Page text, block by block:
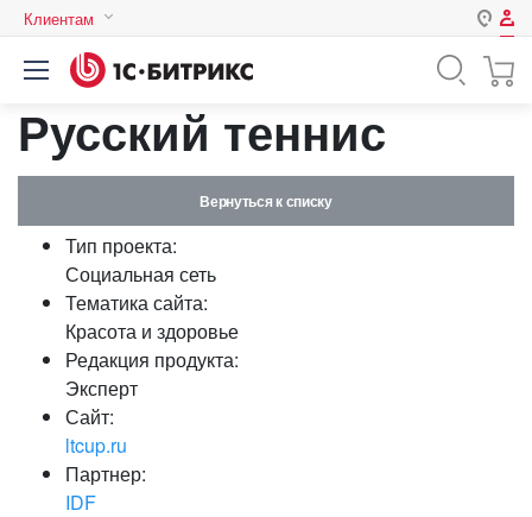
Клиентам
Казахстан
Авторизация
Нет аккаунта?
Логин
Запомнить меня на этом
Русский теннис
Вернуться к списку
Тип проекта:
Социальная сеть
Тематика сайта:
Красота и здоровье
Редакция продукта:
Эксперт
Сайт:
ltcup.ru
Партнер:
IDF